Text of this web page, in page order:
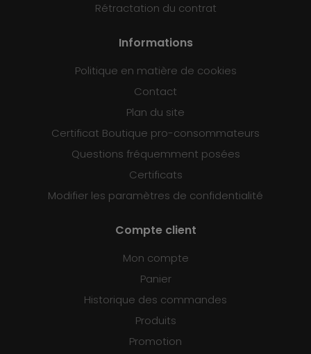
Rétractation du contrat
Informations
Politique en matière de cookies
Contact
Plan du site
Certificat Boutique pro-consommateurs
Questions fréquemment posées
Certificats
Modifier les paramètres de confidentialité
Compte client
Mon compte
Panier
Historique des commandes
Produits
Promotion